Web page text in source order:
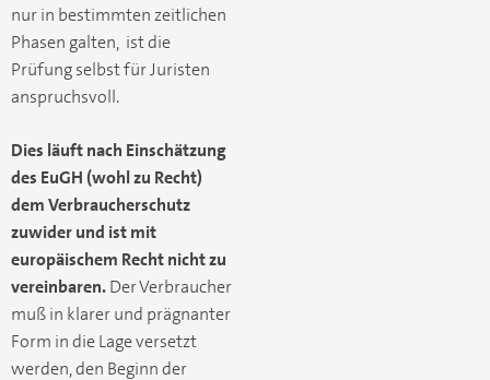
nur in bestimmten zeitlichen
Phasen galten, ist die
Prüfung selbst für Juristen
anspruchsvoll.
Dies läuft nach Einschätzung
des EuGH (wohl zu Recht)
dem Verbraucherschutz
zuwider und ist mit
europäischem Recht nicht zu
vereinbaren.Der Verbraucher
muß in klarer und prägnanter
Form in die Lage versetzt
werden, den Beginn der